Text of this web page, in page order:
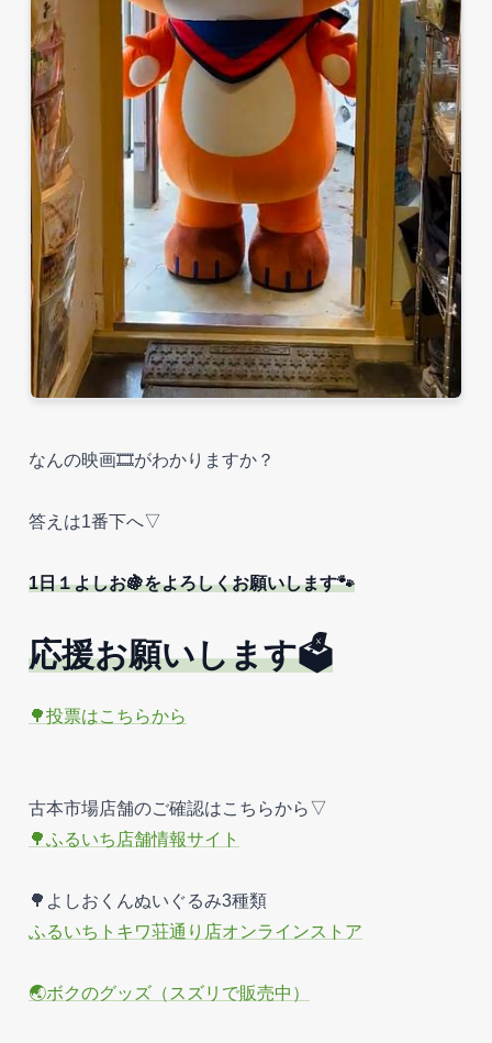
なんの映画🎞️がわかりますか？
答えは1番下へ▽
1日１よしお🍇をよろしくお願いします🐾
応援お願いします🗳️
🌳投票はこちらから
古本市場店舗のご確認はこちらから▽
🌳ふるいち店舗情報サイト
🌳よしおくんぬいぐるみ3種類
ふるいちトキワ荘通り店オンラインストア
🌏ボクのグッズ（スズリで販売中）